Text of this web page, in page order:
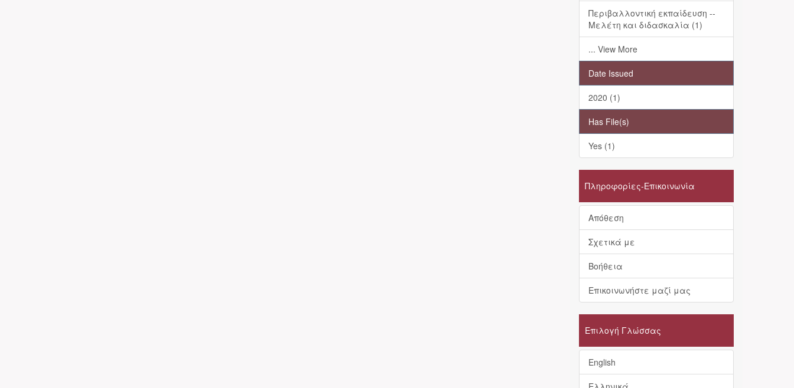
Περιβαλλοντική εκπαίδευση --
Μελέτη και διδασκαλία (1)
... View More
Date Issued
2020 (1)
Has File(s)
Yes (1)
Πληροφορίες-Επικοινωνία
Απόθεση
Σχετικά με
Βοήθεια
Επικοινωνήστε μαζί μας
Επιλογή Γλώσσας
English